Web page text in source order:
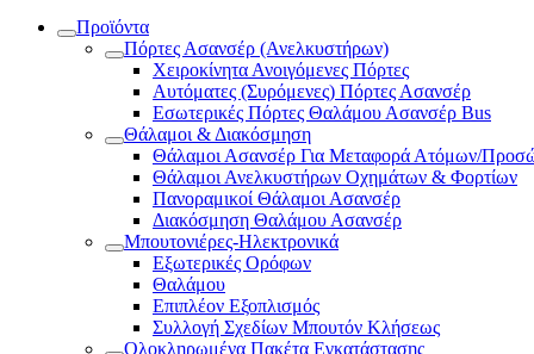
Προϊόντα
Πόρτες Ασανσέρ (Ανελκυστήρων)
Χειροκίνητα Ανοιγόμενες Πόρτες
Αυτόματες (Συρόμενες) Πόρτες Ασανσέρ
Εσωτερικές Πόρτες Θαλάμου Ασανσέρ Bus
Θάλαμοι & Διακόσμηση
Θάλαμοι Ασανσέρ Για Μεταφορά Ατόμων/
Θάλαμοι Ανελκυστήρων Οχημάτων & Φορτίων
Πανοραμικοί Θάλαμοι Ασανσέρ
Διακόσμηση Θαλάμου Ασανσέρ
Μπουτονιέρες-Ηλεκτρονικά
Εξωτερικές Ορόφων
Θαλάμου
Επιπλέον Εξοπλισμός
Συλλογή Σχεδίων Μπουτόν Κλήσεως
Ολοκληρωμένα Πακέτα Εγκατάστασης